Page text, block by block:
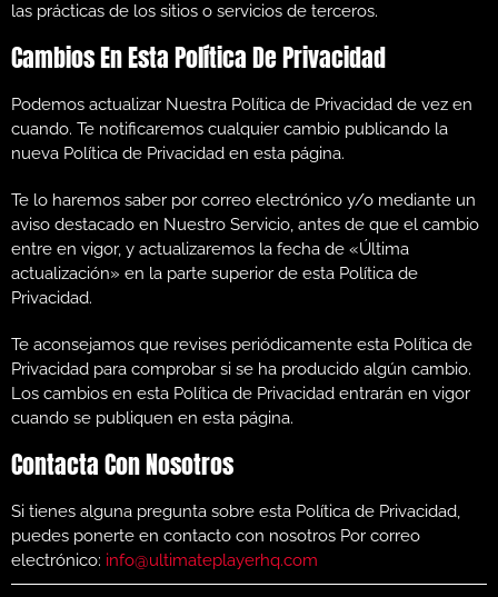
las prácticas de los sitios o servicios de terceros.
Cambios En Esta Política De Privacidad
Podemos actualizar Nuestra Política de Privacidad de vez en
cuando. Te notificaremos cualquier cambio publicando la
nueva Política de Privacidad en esta página.
Te lo haremos saber por correo electrónico y/o mediante un
aviso destacado en Nuestro Servicio, antes de que el cambio
entre en vigor, y actualizaremos la fecha de «Última
actualización» en la parte superior de esta Política de
Privacidad.
Te aconsejamos que revises periódicamente esta Política de
Privacidad para comprobar si se ha producido algún cambio.
Los cambios en esta Política de Privacidad entrarán en vigor
cuando se publiquen en esta página.
Contacta Con Nosotros
Si tienes alguna pregunta sobre esta Política de Privacidad,
puedes ponerte en contacto con nosotros Por correo
electrónico: info@ultimateplayerhq.com